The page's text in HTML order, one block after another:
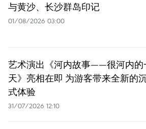
与黄沙、长沙群岛印记
01/08/2026 03:00
艺术演出《河内故事——很河内的
天》亮相在即 为游客带来全新的
式体验
31/07/2026 12:10